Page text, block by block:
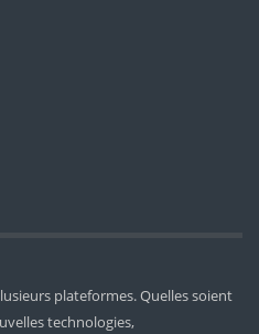
plateformes. Quelles soient
technologies,